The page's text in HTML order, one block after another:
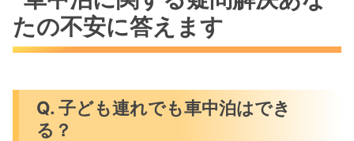
たの不安に答えます
Q. 子ども連れでも車中泊はでき
る？